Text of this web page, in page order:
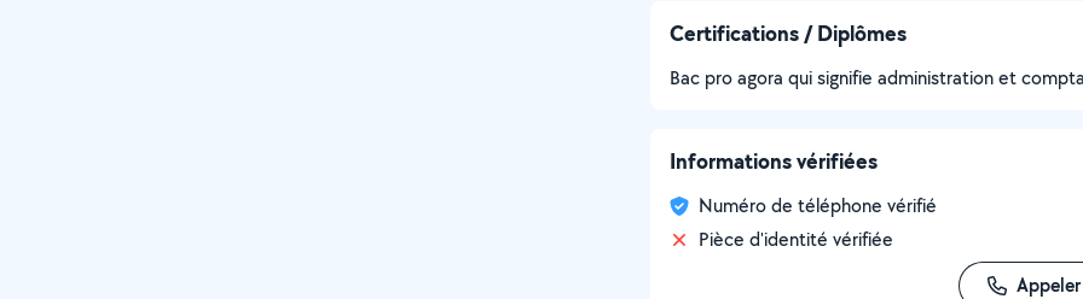
Certifications / Diplômes
Bac pro agora qui signifie administration et
Informations vérifiées
Numéro de téléphone vérifié
Pièce d'identité vérifiée
Appeler